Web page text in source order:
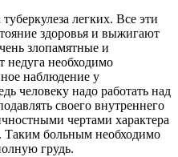
легких. Все эти
здоровья и выжигают
злопамятные и
недуга необходимо
наблюдение у
человеку надо работать над
своего внутреннего
чертами характера
Таким больным необходимо
грудь.